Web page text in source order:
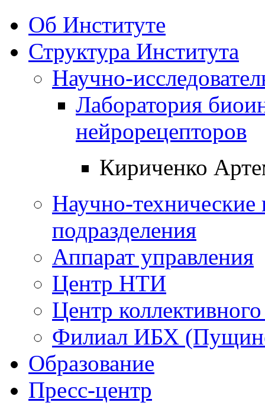
Об Институте
Структура Института
Научно-
Лаборатория
нейрорецепторов
Кириченко
Научно-технические
подразделения
Аппарат управления
Центр НТИ
Центр
Филиал ИБХ
Образование
Пресс-центр